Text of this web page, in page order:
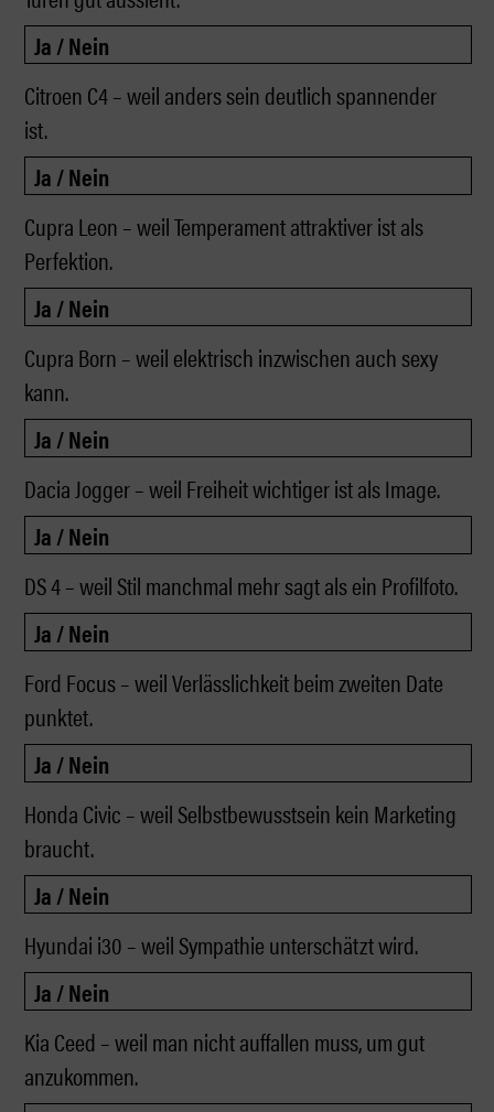
Citroen C4 – weil anders sein deutlich spannender
ist.
Cupra Leon – weil Temperament attraktiver ist als
Perfektion.
Cupra Born – weil elektrisch inzwischen auch sexy
kann.
Dacia Jogger – weil Freiheit wichtiger ist als Image.
DS 4 – weil Stil manchmal mehr sagt als ein Profilfoto.
Ford Focus – weil Verlässlichkeit beim zweiten Date
punktet.
Honda Civic – weil Selbstbewusstsein kein Marketing
braucht.
Hyundai i30 – weil Sympathie unterschätzt wird.
Kia Ceed – weil man nicht auffallen muss, um gut
anzukommen.